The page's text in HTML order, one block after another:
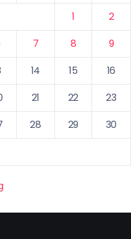
1
2
7 8
9
14 15
16
21 22
23
28 29
30